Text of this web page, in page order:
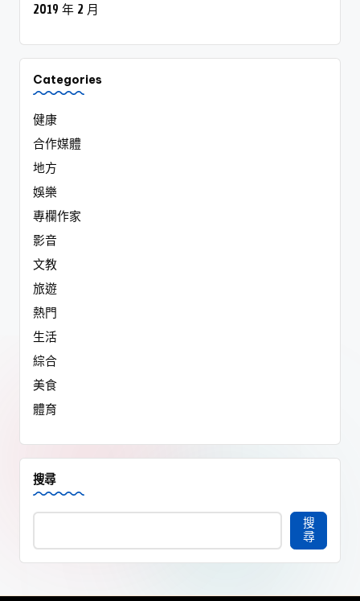
2019 年 2 月
Categories
健康
合作媒體
地方
娛樂
專欄作家
影音
文教
旅遊
熱門
生活
綜合
美食
體育
搜尋
搜
尋